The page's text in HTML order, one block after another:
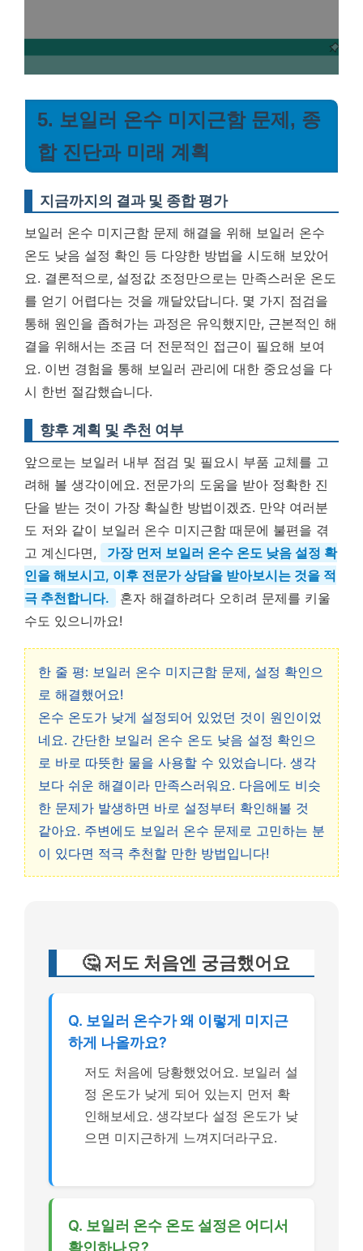
5. 보일러 온수 미지근함 문제, 종
합 진단과 미래 계획
지금까지의 결과 및 종합 평가
보일러 온수 미지근함 문제 해결을 위해 보일러 온수
온도 낮음 설정 확인 등 다양한 방법을 시도해 보았어
요. 결론적으로, 설정값 조정만으로는 만족스러운 온도
를 얻기 어렵다는 것을 깨달았답니다. 몇 가지 점검을
통해 원인을 좁혀가는 과정은 유익했지만, 근본적인 해
결을 위해서는 조금 더 전문적인 접근이 필요해 보여
요. 이번 경험을 통해 보일러 관리에 대한 중요성을 다
시 한번 절감했습니다.
향후 계획 및 추천 여부
앞으로는 보일러 내부 점검 및 필요시 부품 교체를 고
려해 볼 생각이에요. 전문가의 도움을 받아 정확한 진
단을 받는 것이 가장 확실한 방법이겠죠. 만약 여러분
도 저와 같이 보일러 온수 미지근함 때문에 불편을 겪
고 계신다면,
가장 먼저 보일러 온수 온도 낮음 설정 확
인을 해보시고, 이후 전문가 상담을 받아보시는 것을 적
극 추천합니다.
혼자 해결하려다 오히려 문제를 키울
수도 있으니까요!
한 줄 평: 보일러 온수 미지근함 문제, 설정 확인으
로 해결했어요!
온수 온도가 낮게 설정되어 있었던 것이 원인이었
네요. 간단한 보일러 온수 온도 낮음 설정 확인으
로 바로 따뜻한 물을 사용할 수 있었습니다. 생각
보다 쉬운 해결이라 만족스러워요. 다음에도 비슷
한 문제가 발생하면 바로 설정부터 확인해볼 것
같아요. 주변에도 보일러 온수 문제로 고민하는 분
이 있다면 적극 추천할 만한 방법입니다!
🤔 저도 처음엔 궁금했어요
Q. 보일러 온수가 왜 이렇게 미지근
하게 나올까요?
저도 처음에 당황했었어요. 보일러 설
정 온도가 낮게 되어 있는지 먼저 확
인해보세요. 생각보다 설정 온도가 낮
으면 미지근하게 느껴지더라구요.
Q. 보일러 온수 온도 설정은 어디서
확인하나요?